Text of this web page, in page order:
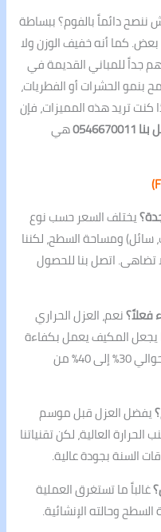
ننصح دائماً بالفوم؟ ببساطة
مع بعض. كما أنه خفيف الوزن ولا
جداً للمباني القديمة في
بنمو الحشرات أو الفطريات،
تريد هذه المميزات، فإن
هي
يختلف السعر حسب نوع
سائل) ومساحة السطح، لكننا
تضاهى. اتصل بنا للحصول
فعلاً؟نعم، العزل الحراري
يجعل المكيف يعمل بكفاءة
أعلى ولفترات أقل، وهذا يوفر حوالي 30% إلى 40% من
يفضل العزل قبل موسم
العالية، لكن تقنياتنا
السنة بجودة عالية.
غالباً ما تستغرق العملية